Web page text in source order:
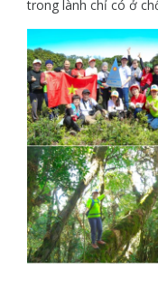
trong lành chỉ có ở